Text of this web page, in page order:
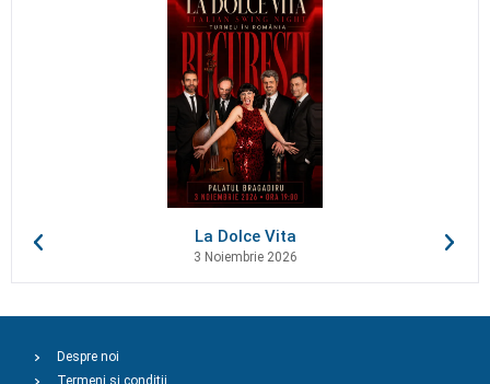
La Dolce Vita
3 Noiembrie 2026
Despre noi
Termeni și condiții